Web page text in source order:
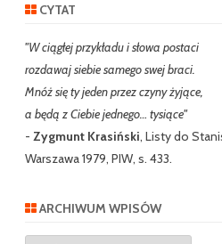
CYTAT
"W ciągłej przykładu i słowa postaci
rozdawaj siebie samego swej braci.
Mnóż się ty jeden przez czyny żyjące,
a będą z Ciebie jednego… tysiące"
- Zygmunt Krasiński, Listy do
Warszawa 1979, PIW, s. 433.
ARCHIWUM WPISÓW
Archiwum